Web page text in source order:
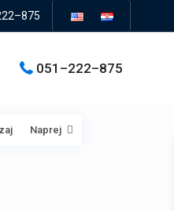
051–222–875
Naprej